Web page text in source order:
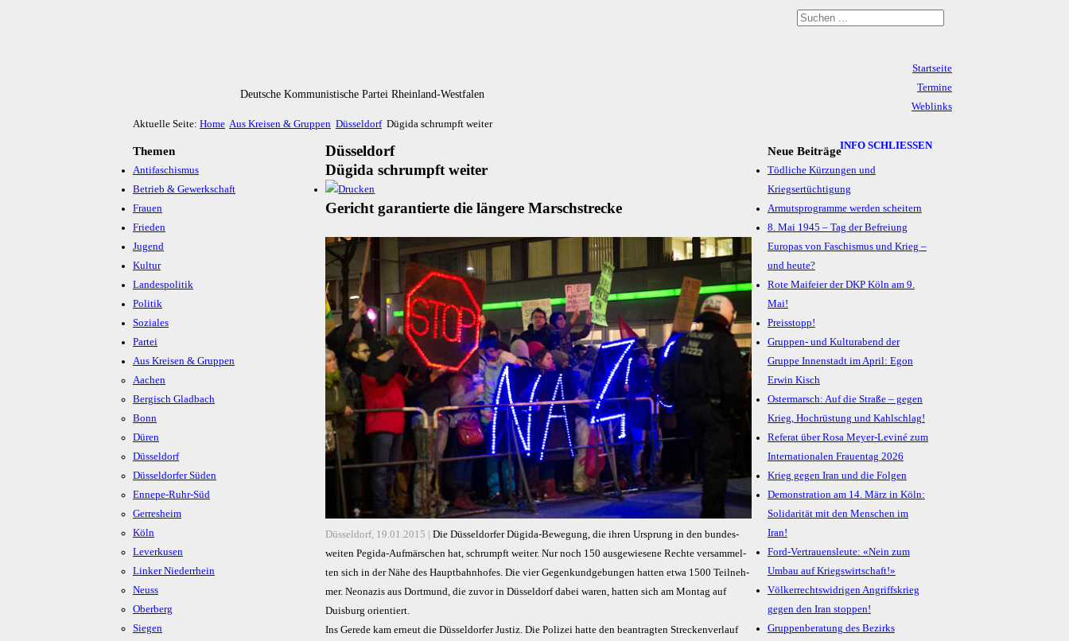
Deutsche Kommunistische Partei Rheinland-Westfalen
Startseite
Termine
Weblinks
Impressum & Datenschutz
Aktuelle Seite: Home Aus Kreisen & Gruppen Düsseldorf Dügida schrumpft weiter
Themen
Antifaschismus
Betrieb & Gewerkschaft
Frauen
Frieden
Jugend
Kultur
Landespolitik
Politik
Soziales
Partei
Aus Kreisen & Gruppen
Aachen
Bergisch Gladbach
Bonn
Düren
Düsseldorf
Düsseldorfer Süden
Ennepe-Ruhr-Süd
Gerresheim
Köln
Leverkusen
Linker Niederrhein
Neuss
Oberberg
Siegen
Düsseldorf
Dügida schrumpft weiter
Ge­richt ga­ran­tier­te die län­ge­re Marsch­strecke
Düsseldorf, 19.01.2015 |
Die Düs­sel­dor­fer Dü­gi­da-Be­we­gung, die ih­ren Ur­sprung in den bun­des­
wei­ten Pe­gi­da-Auf­mär­schen hat, schrumpft wei­ter. Nur noch 150 aus­ge­wie­se­ne Rech­te ver­sam­mel­
ten sich in der Nä­he des Haupt­bahn­ho­fes. Die vier Ge­gen­kund­ge­bun­gen hat­ten et­wa 1500 Teil­neh­
mer. Neo­na­zis aus Dort­mund, die zu­vor in Düs­sel­dorf da­bei wa­ren, hat­ten sich am Mon­tag auf
Duis­burg ori­en­tiert.
Ins Gerede kam erneut die Düsseldorfer Justiz. Die Polizei hatte den beantragten Streckenverlauf
INFO SCHLIESSEN
Neue Beiträge
Tödliche Kürzungen und
Kriegsertüchtigung
Armutsprogramme werden scheitern
8. Mai 1945 – Tag der Befreiung
Europas von Faschismus und Krieg –
und heute?
Rote Maifeier der DKP Köln am 9.
Mai!
Preisstopp!
Gruppen- und Kulturabend der
Gruppe Innenstadt im April: Egon
Erwin Kisch
Ostermarsch: Auf die Straße – gegen
Krieg, Hochrüstung und Kahlschlag!
Referat über Rosa Meyer-Leviné zum
Internationalen Frauentag 2026
Krieg gegen Iran und die Folgen
Demonstration am 14. März in Köln:
Solidarität mit den Menschen im
Iran!
Ford-Vertrauensleute: «Nein zum
Umbau auf Kriegswirtschaft!»
Völkerrechtswidrigen Angriffskrieg
gegen den Iran stoppen!
Gruppenberatung des Bezirks